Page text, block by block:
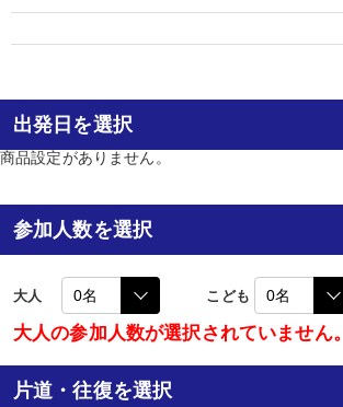
出発日を選択
商品設定がありません。
参加人数を選択
大人 こども
大人の参加人数が選択されていません。
片道・往復を選択